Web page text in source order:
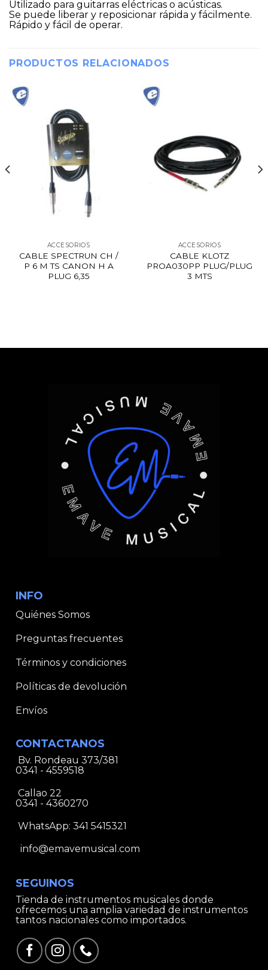
Utilizado para guitarras eléctricas o acústicas.
Se puede liberar y reposicionar rápida y fácilmente.
Rápido y fácil de operar.
PRODUCTOS RELACIONADOS
ACCESORIOS
CABLE SPECTRUN CH /
P 6 M TS CANON H A
PLUG 6,35
ACCESORIOS
CABLE KLOTZ
PROA030PP PLUG/PLUG
3 MTS
INFO
Quiénes Somos
Preguntas frecuentes
Términos y condiciones
Políticas de devolución
Envíos
CONTACTANOS
Bv. Rondeau 373/381
0341 - 4559518
Callao 22
0341 - 4360270
WhatsApp: 341 5415321
info@emavemusical.com
SEGUINOS
Tienda de instrumentos musicales donde
ofrecemos una amplia variedad de instrumentos
tantos nacionales como importados.